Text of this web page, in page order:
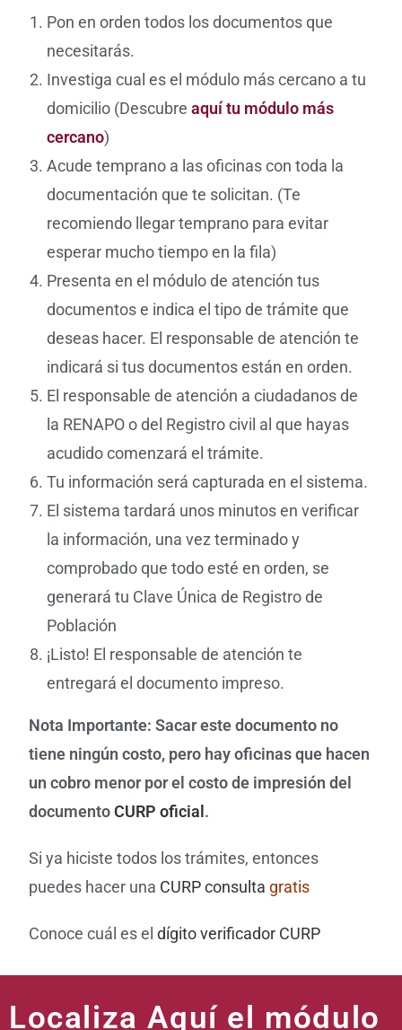
Pon en orden todos los documentos que
necesitarás.
Investiga cual es el módulo más cercano a tu
domicilio (Descubreaquí tu módulo más
cercano)
Acude temprano a las oficinas con toda la
documentación que te solicitan. (Te
recomiendo llegar temprano para evitar
esperar mucho tiempo en la fila)
Presenta en el módulo de atención tus
documentos e indica el tipo de trámite que
deseas hacer. El responsable de atención te
indicará si tus documentos están en orden.
El responsable de atención a ciudadanos de
la RENAPO o del Registro civil al que hayas
acudido comenzará el trámite.
Tu información será capturada en el sistema.
El sistema tardará unos minutos en verificar
la información, una vez terminado y
comprobado que todo esté en orden, se
generará tu Clave Única de Registro de
Población
¡Listo! El responsable de atención te
entregará el documento impreso.
Nota Importante: Sacar este documento no
tiene ningún costo, pero hay oficinas que hacen
un cobro menor por el costo de impresión del
documentoCURP oficial.
Si ya hiciste todos los trámites, entonces
puedes hacer una CURP consulta gratis
Conoce cuál es eldígito verificador CURP
Localiza Aquí el módulo